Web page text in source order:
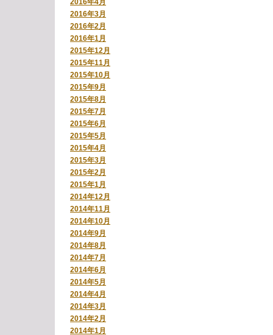
2016年3月
2016年2月
2016年1月
2015年12月
2015年11月
2015年10月
2015年9月
2015年8月
2015年7月
2015年6月
2015年5月
2015年4月
2015年3月
2015年2月
2015年1月
2014年12月
2014年11月
2014年10月
2014年9月
2014年8月
2014年7月
2014年6月
2014年5月
2014年4月
2014年3月
2014年2月
2014年1月